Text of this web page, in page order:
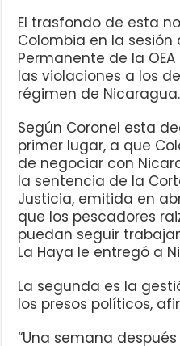
El trasfondo de esta
Colombia en la sesión
Permanente de la
las violaciones a los
régimen de Nicaragua.
Según Coronel esta
primer lugar, a que
de negociar con
la sentencia de la
Justicia, emitida en
que los pescadores
puedan seguir
La Haya le entregó a
La segunda es la
los presos políticos,
“Una semana